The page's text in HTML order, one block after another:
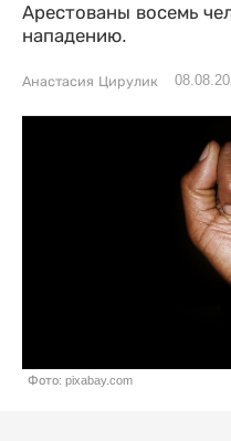
Арестованы восемь
нападению.
Анастасия Цирулик
Фото: pixabay.com